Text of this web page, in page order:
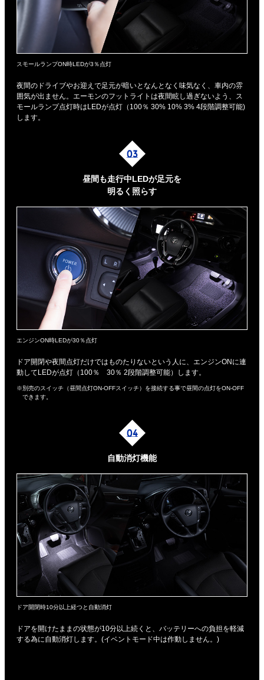
スモールランプON時LEDが3％点灯
夜間のドライブやお迎えで足元が暗いとなんとなく味気なく、車内の雰
囲気が出ません。エーモンのフットライトは夜間眩し過ぎないよう、ス
モールランプ点灯時はLEDが点灯（100％ 30% 10% 3% 4段階調整可能)
します。
昼間も走行中LEDが足元を
明るく照らす
エンジンON時LEDが30％点灯
ドア開閉や夜間点灯だけではものたりないという人に、エンジンONに連
動してLEDが点灯（100％ 30％ 2段階調整可能）します。
※別売のスイッチ（昼間点灯ON-OFFスイッチ）を接続する事で昼間の点灯をON-OFF
できます。
自動消灯機能
ドア開閉時10分以上経つと自動消灯
ドアを開けたままの状態が10分以上続くと、バッテリーへの負担を軽減
する為に自動消灯します。(イベントモード中は作動しません。)